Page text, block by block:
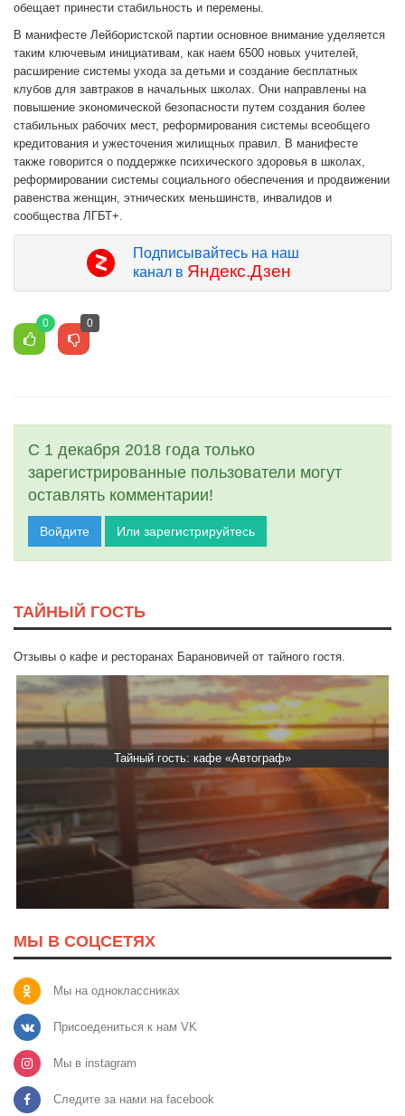
обещает принести стабильность и перемены.
В манифесте Лейбористской партии основное внимание уделяется
таким ключевым инициативам, как наем 6500 новых учителей,
расширение системы ухода за детьми и создание бесплатных
клубов для завтраков в начальных школах. Они направлены на
повышение экономической безопасности путем создания более
стабильных рабочих мест, реформирования системы всеобщего
кредитования и ужесточения жилищных правил. В манифесте
также говорится о поддержке психического здоровья в школах,
реформировании системы социального обеспечения и продвижении
равенства женщин, этнических меньшинств, инвалидов и
сообщества ЛГБТ+.
Подписывайтесь на наш
канал в Яндекс.Дзен
0 0
С 1 декабря 2018 года только
зарегистрированные пользователи могут
оставлять комментарии!
Войдите Или зарегистрируйтесь
ТАЙНЫЙ ГОСТЬ
Отзывы о кафе и ресторанах Барановичей от тайного гостя.
Тайный гость: кафе «Автограф»
МЫ В СОЦСЕТЯХ
Мы на одноклассниках
Присоедениться к нам VK
Мы в instagram
Следите за нами на facebook